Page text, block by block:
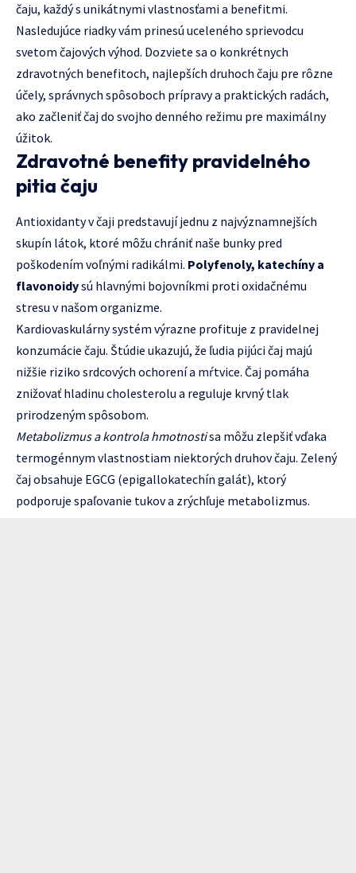
čaju, každý s unikátnymi vlastnosťami a benefitmi.
Nasledujúce riadky vám prinesú uceleného sprievodcu
svetom čajových výhod. Dozviete sa o konkrétnych
zdravotných benefitoch, najlepších druhoch čaju pre rôzne
účely, správnych spôsoboch prípravy a praktických radách,
ako začleniť čaj do svojho denného režimu pre maximálny
úžitok.
Zdravotné benefity pravidelného
pitia čaju
Antioxidanty v čaji predstavují jednu z najvýznamnejších
skupín látok, ktoré môžu chrániť naše bunky pred
poškodením voľnými radikálmi. Polyfenoly, katechíny a
flavonoidysú hlavnými bojovníkmi proti oxidačnému
stresu v našom organizme.
Kardiovaskulárny systém výrazne profituje z pravidelnej
konzumácie čaju. Štúdie ukazujú, že ľudia pijúci čaj majú
nižšie riziko srdcových ochorení a mŕtvice. Čaj pomáha
znižovať hladinu cholesterolu a reguluje krvný tlak
prirodzeným spôsobom.
Metabolizmus a kontrola hmotnostisa môžu zlepšiť vďaka
termogénnym vlastnostiam niektorých druhov čaju. Zelený
čaj obsahuje EGCG (epigallokatechín galát), ktorý
podporuje spaľovanie tukov a zrýchľuje metabolizmus.